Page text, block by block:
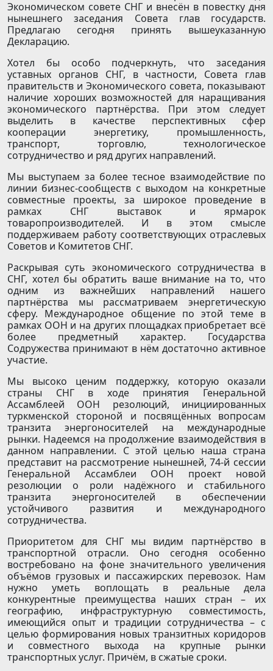
Экономическом совете СНГ и внесён в повестку дня
нынешнего заседания Совета глав государств.
Предлагаю сегодня принять вышеуказанную
Декларацию.
Хотел бы особо подчеркнуть, что заседания
уставных органов СНГ, в частности, Совета глав
правительств и Экономического совета, показывают
наличие хороших возможностей для наращивания
экономического партнёрства. При этом следует
выделить в качестве перспективных сфер
кооперации энергетику, промышленность,
транспорт, торговлю, технологическое
сотрудничество и ряд других направлений.
Мы выступаем за более тесное взаимодействие по
линии бизнес-сообществ с выходом на конкретные
совместные проекты, за широкое проведение в
рамках СНГ выставок и ярмарок
товаропроизводителей. И в этом смысле
поддерживаем работу соответствующих отраслевых
Советов и Комитетов СНГ.
Раскрывая суть экономического сотрудничества в
СНГ, хотел бы обратить ваше внимание на то, что
одним из важнейших направлений нашего
партнёрства мы рассматриваем энергетическую
сферу. Международное общение по этой теме в
рамках ООН и на других площадках приобретает всё
более предметный характер. Государства
Содружества принимают в нём достаточно активное
участие.
Мы высоко ценим поддержку, которую оказали
страны СНГ в ходе принятия Генеральной
Ассамблеей ООН резолюций, инициированных
туркменской стороной и посвящённых вопросам
транзита энергоносителей на международные
рынки. Надеемся на продолжение взаимодействия в
данном направлении. С этой целью наша страна
представит на рассмотрение нынешней, 74-й сессии
Генеральной Ассамблеи ООН проект новой
резолюции о роли надёжного и стабильного
транзита энергоносителей в обеспечении
устойчивого развития и международного
сотрудничества.
Приоритетом для СНГ мы видим партнёрство в
транспортной отрасли. Оно сегодня особенно
востребовано на фоне значительного увеличения
объёмов грузовых и пассажирских перевозок. Нам
нужно уметь воплощать в реальные дела
конкурентные преимущества наших стран – их
географию, инфраструктурную совместимость,
имеющийся опыт и традиции сотрудничества – с
целью формирования новых транзитных коридоров
и совместного выхода на крупные рынки
транспортных услуг. Причём, в сжатые сроки.